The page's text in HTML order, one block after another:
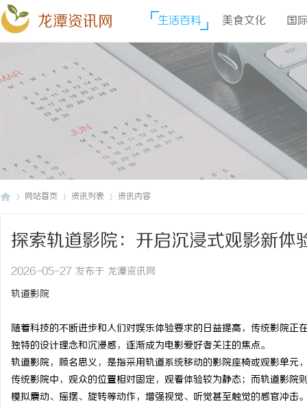
龙潭资讯网 生活百科 美食文化 国
网站首页 资讯列表 资讯内容
探索轨道影院：开启沉浸式观影新体
2026-05-27 发布于 龙潭资讯网
轨道影院
随着科技的不断进步和人们对娱乐体验要求的日益提高，传统影院
独特的设计理念和沉浸感，逐渐成为电影爱好者关注的焦点。
轨道影院，顾名思义，是指采用轨道系统移动的影院座椅或观影单
传统影院中，观众的位置相对固定，观看体验较为静态；而轨道影
模拟震动、摇摆、旋转等动作，增强视觉、听觉甚至触觉的感官冲击